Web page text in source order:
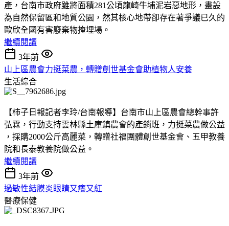
產，台南市政府雖將面積281公頃龍崎牛埔泥岩惡地形，畫設
為自然保留區和地質公園，然其核心地帶卻存在著爭議已久的
歐欣全國有害廢棄物掩埋場。
繼續閱讀
3年前
山上區農會力挺菜農，轉贈創世基金會助植物人安養
生活綜合
【柿子日報記者李玲/台南報導】台南市山上區農會總幹事許
弘霖，行動支持雲林縣土庫鎮農會的產銷班，力挺菜農做公益
，採購2000公斤高麗菜，轉贈社福團體創世基金會、五甲教養
院和長泰教養院做公益。
繼續閱讀
3年前
過敏性結膜炎眼睛又癢又紅
醫療保健